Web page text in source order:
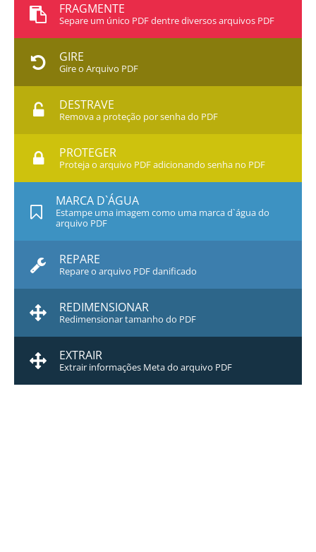
FRAGMENTE
Separe um único PDF dentre diversos arquivos PDF
GIRE
Gire o Arquivo PDF
DESTRAVE
Remova a proteção por senha do PDF
PROTEGER
Proteja o arquivo PDF adicionando senha no PDF
MARCA D`ÁGUA
Estampe uma imagem como uma marca d`água do
arquivo PDF
REPARE
Repare o arquivo PDF danificado
REDIMENSIONAR
Redimensionar tamanho do PDF
EXTRAIR
Extrair informações Meta do arquivo PDF